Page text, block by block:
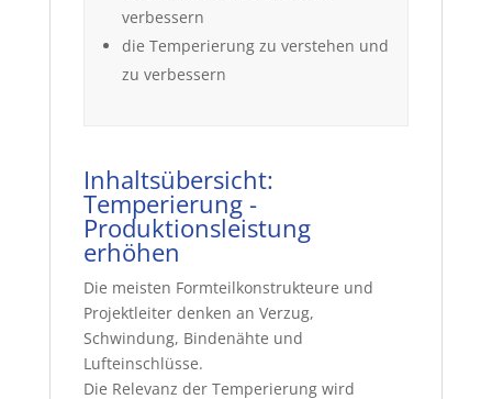
verbessern
die Temperierung zu verstehen und
zu verbessern
Inhaltsübersicht:
Temperierung -
Produktionsleistung
erhöhen
Die meisten Formteilkonstrukteure und
Projektleiter denken an Verzug,
Schwindung, Bindenähte und
Lufteinschlüsse.
Die Relevanz der Temperierung wird